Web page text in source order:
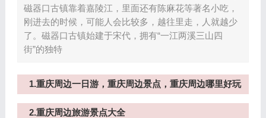
磁器口古镇靠着嘉陵江，里面还有陈麻花等著名小吃，
刚进去的时候，可能人会比较多，越往里走，人就越少
了。磁器口古镇始建于宋代，拥有“一江两溪三山四
街”的独特
1.重庆周边一日游，重庆周边景点，重庆周边哪里好玩
2.重庆周边旅游景点大全